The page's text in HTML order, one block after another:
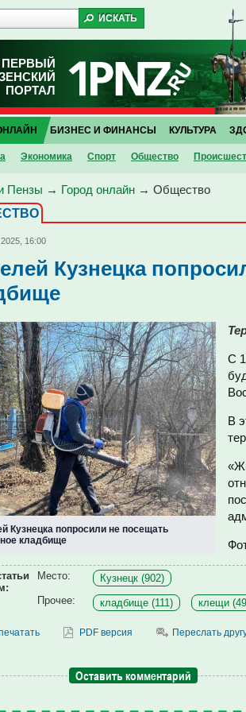
ПЕРВЫЙ
ПОРТАЛ
Экономика Спорт Общество
БИЗНЕС И ФИНАНСЫ КУЛЬТУРА
Пензы → Город онлайн → Общество
16:00
Кузнецка
Кузнецка попросили не посещать
кладбище
С
В
Место:
Кузнецк (902)
Прочее:
кладбище (111) клещи
PDF версия Переслать
Оставить комментарий